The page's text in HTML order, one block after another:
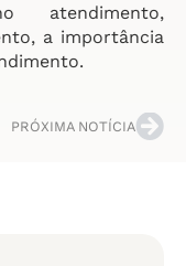
a importância
PRÓXIMA NOTÍCIA